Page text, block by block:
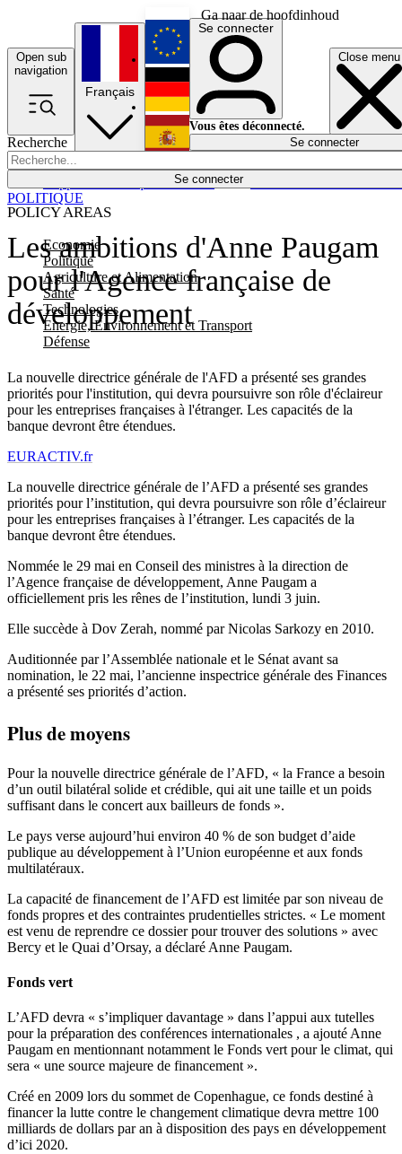
Ga naar de hoofdinhoud
Open sub
navigation
Close menu
Recherche
Se connecter
POLICY AREAS
Economie
Politique
Agriculture et Alimentation
Santé
Technologies
Energie, Environnement et Transport
Défense
Économie
Français
English
Deutsch
Español
Se connecter
Vous êtes déconnecté.
Se connecter
Les ambitions d'Anne Paugam
pour l'Agence française de
développement
La nouvelle directrice générale de l'AFD a présenté ses grandes
priorités pour l'institution, qui devra poursuivre son rôle d'éclaireur
pour les entreprises françaises à l'étranger. Les capacités de la
banque devront être étendues.
POLITIQUE
EURACTIV.fr
La nouvelle directrice générale de l’AFD a présenté ses grandes
priorités pour l’institution, qui devra poursuivre son rôle d’éclaireur
pour les entreprises françaises à l’étranger. Les capacités de la
banque devront être étendues.
Nommée le 29 mai en Conseil des ministres à la direction de
l’Agence française de développement, Anne Paugam a
officiellement pris les rênes de l’institution, lundi 3 juin.
Elle succède à Dov Zerah, nommé par Nicolas Sarkozy en 2010.
Auditionnée par l’Assemblée nationale et le Sénat avant sa
nomination, le 22 mai, l’ancienne inspectrice générale des Finances
a présenté ses priorités d’action.
Plus de moyens
Pour la nouvelle directrice générale de l’AFD, « la France a besoin
d’un outil bilatéral solide et crédible, qui ait une taille et un poids
suffisant dans le concert aux bailleurs de fonds ».
Le pays verse aujourd’hui environ 40 % de son budget d’aide
publique au développement à l’Union européenne et aux fonds
multilatéraux.
La capacité de financement de l’AFD est limitée par son niveau de
fonds propres et des contraintes prudentielles strictes. « Le moment
est venu de reprendre ce dossier pour trouver des solutions » avec
Bercy et le Quai d’Orsay, a déclaré Anne Paugam.
Fonds vert
L’AFD devra « s’impliquer davantage » dans l’appui aux tutelles
pour la préparation des conférences internationales , a ajouté Anne
Paugam en mentionnant notamment le Fonds vert pour le climat, qui
sera « une source majeure de financement ».
Créé en 2009 lors du sommet de Copenhague, ce fonds destiné à
financer la lutte contre le changement climatique devra mettre 100
milliards de dollars par an à disposition des pays en développement
d’ici 2020.